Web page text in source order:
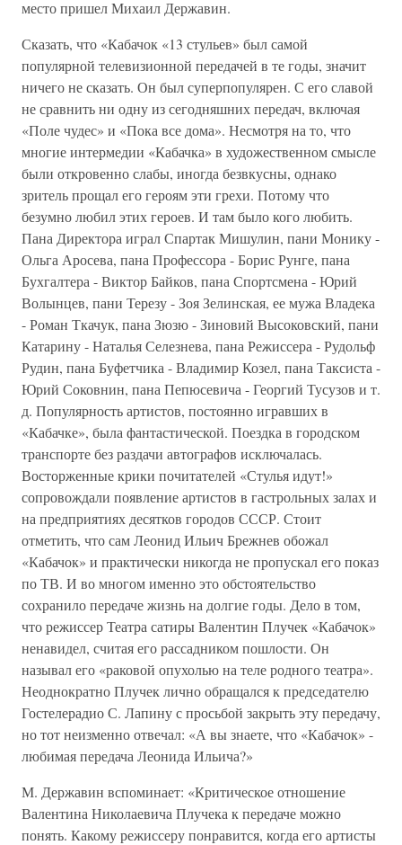
место пришел Михаил Державин.
Сказать, что «Кабачок «13 стульев» был самой
популярной телевизионной передачей в те годы, значит
ничего не сказать. Он был суперпопулярен. С его славой
не сравнить ни одну из сегодняшних передач, включая
«Поле чудес» и «Пока все дома». Несмотря на то, что
многие интермедии «Кабачка» в художественном смысле
были откровенно слабы, иногда безвкусны, однако
зритель прощал его героям эти грехи. Потому что
безумно любил этих героев. И там было кого любить.
Пана Директора играл Спартак Мишулин, пани Монику -
Ольга Аросева, пана Профессора - Борис Рунге, пана
Бухгалтера - Виктор Байков, пана Спортсмена - Юрий
Волынцев, пани Терезу - Зоя Зелинская, ее мужа Владека
- Роман Ткачук, пана Зюзю - Зиновий Высоковский, пани
Катарину - Наталья Селезнева, пана Режиссера - Рудольф
Рудин, пана Буфетчика - Владимир Козел, пана Таксиста -
Юрий Соковнин, пана Пепюсевича - Георгий Тусузов и т.
д. Популярность артистов, постоянно игравших в
«Кабачке», была фантастической. Поездка в городском
транспорте без раздачи автографов исключалась.
Восторженные крики почитателей «Стулья идут!»
сопровождали появление артистов в гастрольных залах и
на предприятиях десятков городов СССР. Стоит
отметить, что сам Леонид Ильич Брежнев обожал
«Кабачок» и практически никогда не пропускал его показ
по ТВ. И во многом именно это обстоятельство
сохранило передаче жизнь на долгие годы. Дело в том,
что режиссер Театра сатиры Валентин Плучек «Кабачок»
ненавидел, считая его рассадником пошлости. Он
называл его «раковой опухолью на теле родного театра».
Неоднократно Плучек лично обращался к председателю
Гостелерадио С. Лапину с просьбой закрыть эту передачу,
но тот неизменно отвечал: «А вы знаете, что «Кабачок» -
любимая передача Леонида Ильича?»
М. Державин вспоминает: «Критическое отношение
Валентина Николаевича Плучека к передаче можно
понять. Какому режиссеру понравится, когда его артисты